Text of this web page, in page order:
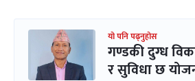
यो पनि पढ्नुहोस
गण्डकी दुग्ध
र सुविधा छ